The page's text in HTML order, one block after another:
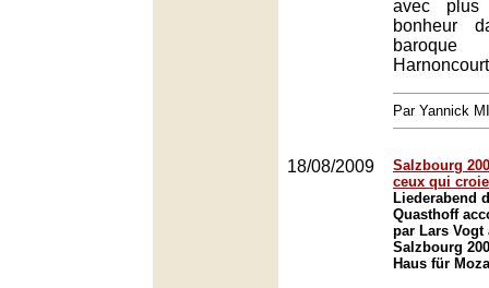
avec
bonheur
Par Yannick
18/08/2009
Salzbourg
ceux qui
Liederabend
Quasthoff
par Lars Vogt
Salzbourg
Haus für